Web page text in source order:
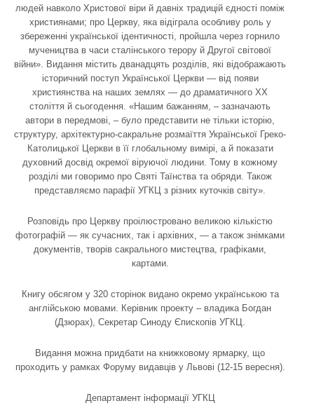
людей навколо Христової віри й давніх традицій єдності поміж
християнами; про Церкву, яка відіграла особливу роль у
збереженні української ідентичності, пройшла через горнило
мучеництва в часи сталінського терору й Другої світової
війни». Видання містить дванадцять розділів, які відображають
історичний поступ Української Церкви — від появи
християнства на наших землях — до драматичного ХХ
століття й сьогодення. «Нашим бажанням, – зазначають
автори в передмові, – було представити не тільки історію,
структуру, архітектурно-сакральне розмаїття Української Греко-
Католицької Церкви в її глобальному вимірі, а й показати
духовний досвід окремої віруючої людини. Тому в кожному
розділі ми говоримо про Святі Таїнства та обряди. Також
представляємо парафії УГКЦ з різних куточків світу».
Розповідь про Церкву проілюстровано великою кількістю
фотографій — як сучасних, так і архівних, — а також знімками
документів, творів сакрального мистецтва, графіками,
картами.
Книгу обсягом у 320 сторінок видано окремо українською та
англійською мовами. Керівник проекту – владика Богдан
(Дзюрах), Секретар Синоду Єпископів УГКЦ.
Видання можна придбати на книжковому ярмарку, що
проходить у рамках Форуму видавців у Львові (12-15 вересня).
Департамент інформації УГКЦ